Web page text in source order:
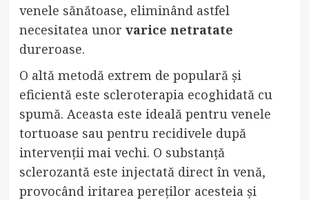
venele sănătoase, eliminând astfel
necesitatea unor varice netratate
dureroase.
O altă metodă extrem de populară și
eficientă este scleroterapia ecoghidată cu
spumă. Aceasta este ideală pentru venele
tortuoase sau pentru recidivele după
intervenții mai vechi. O substanță
sclerozantă este injectată direct în venă,
provocând iritarea pereților acesteia și